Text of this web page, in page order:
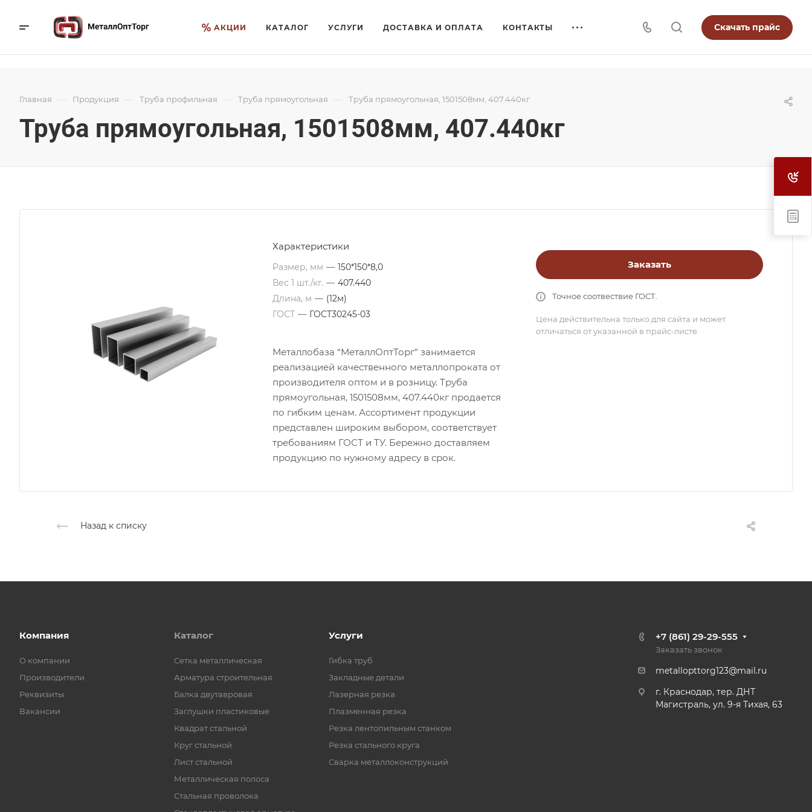
АКЦИИ КАТАЛОГ УСЛУГИ ДОСТАВКА И ОПЛАТА КОНТАКТЫ Скачать прайс
Главная — Продукция — Труба профильная — Труба прямоугольная — Труба прямоугольная, 1501508мм, 407.440кг
Труба прямоугольная, 1501508мм, 407.440кг
Характеристики
Размер, мм — 150*150*8,0
Вес 1 шт./кг. — 407.440
Длина, м — (12м)
ГОСТ — ГОСТ30245-03
Металлобаза “МеталлОптТорг” занимается
реализацией качественного металлопроката от
производителя оптом и в розницу. Труба
прямоугольная, 1501508мм, 407.440кг продается
по гибким ценам. Ассортимент продукции
представлен широким выбором, соответствует
требованиям ГОСТ и ТУ. Бережно доставляем
продукцию по нужному адресу в срок.
Заказать
Точное соотвествие ГОСТ.
Цена действительна только для сайта и может
отличаться от указанной в прайс-листе
Назад к списку
Компания
О компании
Производители
Реквизиты
Вакансии
Каталог
Cетка металлическая
Арматура строительная
Балка двутавровая
Заглушки пластиковые
Квадрат стальной
Круг стальной
Лист стальной
Металлическая полоса
Стальная проволока
Услуги
Гибка труб
Закладные детали
Лазерная резка
Плазменная резка
Резка лентопильным станком
Резка стального круга
Сварка металлоконструкций
+7 (861) 29-29-555
Заказать звонок
metallopttorg123@mail.ru
г. Краснодар, тер. ДНТ
Магистраль, ул. 9-я Тихая, 63